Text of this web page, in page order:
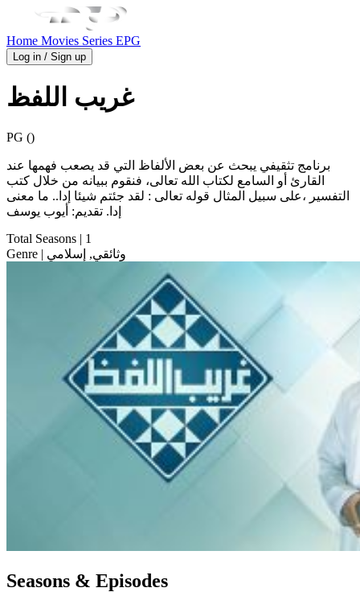
Home Movies Series EPG
Log in / Sign up
غريب اللفظ
PG ()
برنامج تثقيفي يبحث عن بعض الألفاظ التي قد يصعب فهمها عند
القارئ أو السامع لكتاب الله تعالى، فنقوم ببيانه من خلال كتب
التفسير ،على سبيل المثال قوله تعالى : لقد جئتم شيئا إدا.. ما معنى
إدا. تقديم: أيوب يوسف
Total Seasons | 1
Genre
| وثائقي, إسلامي
Seasons & Episodes